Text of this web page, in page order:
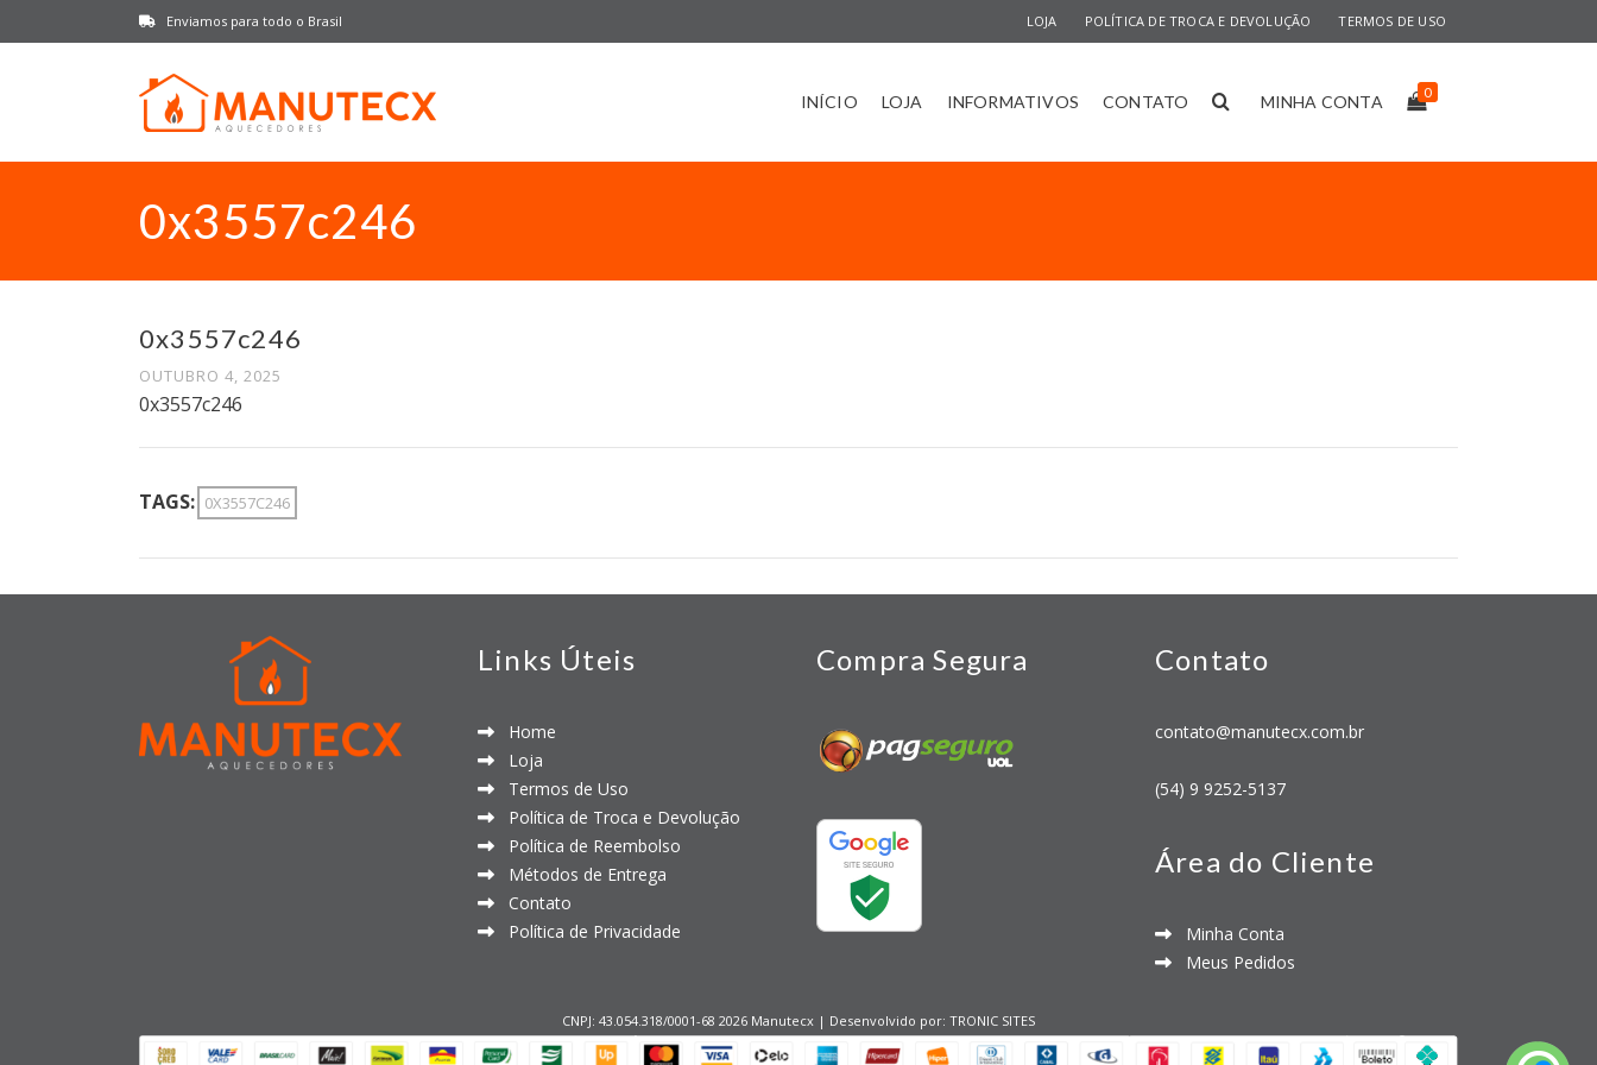
Enviamos para todo o Brasil LOJA POLÍTICA DE TROCA E DEVOLUÇÃO TERMOS DE USO
INÍCIO LOJA INFORMATIVOS CONTATO MINHA CONTA 0
0x3557c246
0x3557c246
OUTUBRO 4, 2025
0x3557c246
TAGS: 0X3557C246
Links Úteis
Home
Loja
Termos de Uso
Política de Troca e Devolução
Política de Reembolso
Métodos de Entrega
Contato
Política de Privacidade
Compra Segura Contato
contato@manutecx.com.br
(54) 9 9252-5137
Área do Cliente
Minha Conta
Meus Pedidos
CNPJ: 43.054.318/0001-68 2026 Manutecx | Desenvolvido por: TRONIC SITES